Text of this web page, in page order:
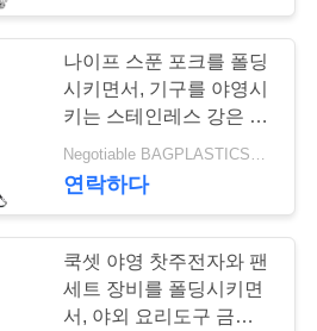
제조
용품
제조
나이프 스푼 포크를 폴딩
시키면서, 기구를 야영시
키는 스테인레스 강은 경
우 스테인레스와 폴드형
여행 기구에서 설정했습
니다
Negotiable BAGPLASTICS@YAHOO.COM MOQ:1000 부분 스카이프 : 마이데아르닐
연락하다
쿡셋 야영 찻주전자와 팬
세트 장비를 폴딩시키면
서, 야외 요리도구 금속제